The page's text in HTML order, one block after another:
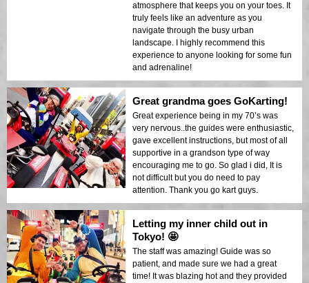
atmosphere that keeps you on your toes. It
truly feels like an adventure as you
navigate through the busy urban
landscape. I highly recommend this
experience to anyone looking for some fun
and adrenaline!
Great grandma goes GoKarting!
Great experience being in my 70’s was
very nervous..the guides were enthusiastic,
gave excellent instructions, but most of all
supportive in a grandson type of way
encouraging me to go. So glad i did, It is
not difficult but you do need to pay
attention. Thank you go kart guys.
Letting my inner child out in
Tokyo! 🤩
The staff was amazing! Guide was so
patient, and made sure we had a great
time! It was blazing hot and they provided